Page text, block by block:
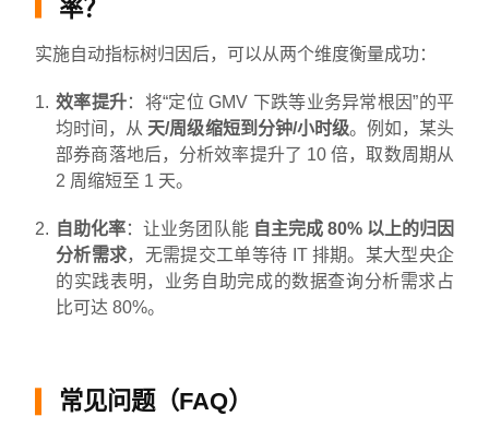
率？
实施自动指标树归因后，可以从两个维度衡量成功：
效率提升：将“定位 GMV 下跌等业务异常根因”的平
均时间，从 天/周级缩短到分钟/小时级。例如，某头
部券商落地后，分析效率提升了 10 倍，取数周期从
2 周缩短至 1 天。
自助化率：让业务团队能 自主完成 80% 以上的归因
分析需求，无需提交工单等待 IT 排期。某大型央企
的实践表明，业务自助完成的数据查询分析需求占
比可达 80%。
常见问题（FAQ）